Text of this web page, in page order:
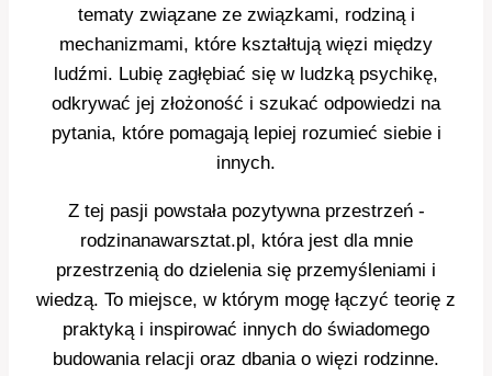
tematy związane ze związkami, rodziną i
mechanizmami, które kształtują więzi między
ludźmi. Lubię zagłębiać się w ludzką psychikę,
odkrywać jej złożoność i szukać odpowiedzi na
pytania, które pomagają lepiej rozumieć siebie i
innych.
Z tej pasji powstała pozytywna przestrzeń -
rodzinanawarsztat.pl, która jest dla mnie
przestrzenią do dzielenia się przemyśleniami i
wiedzą. To miejsce, w którym mogę łączyć teorię z
praktyką i inspirować innych do świadomego
budowania relacji oraz dbania o więzi rodzinne.